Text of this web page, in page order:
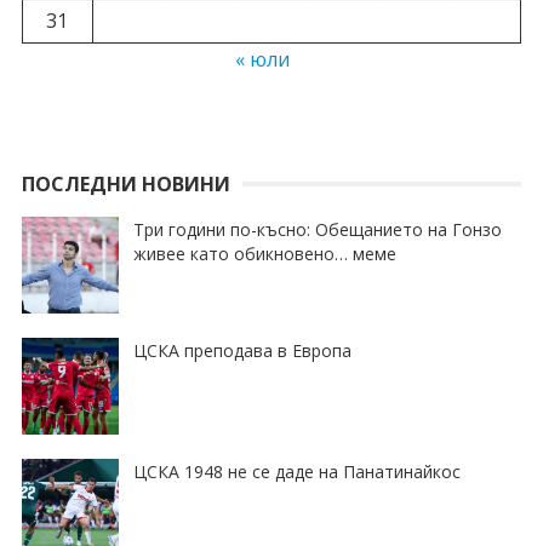
31
« юли
ПОСЛЕДНИ НОВИНИ
Три години по-късно: Обещанието на Гонзо
живее като обикновено… меме
ЦСКА преподава в Европа
ЦСКА 1948 не се даде на Панатинайкос